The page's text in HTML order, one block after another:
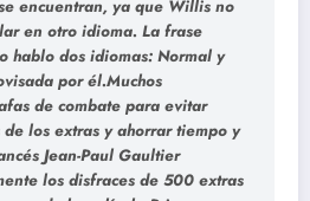
encuentran, ya que Willis no
en otro idioma. La frase
hablo dos idiomas: Normal y
por él.Muchos
de combate para evitar
los extras y ahorrar tiempo y
Jean-Paul Gaultier
los disfraces de 500 extras